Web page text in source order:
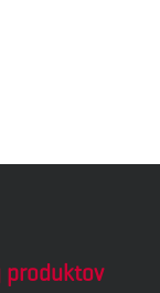
produktov